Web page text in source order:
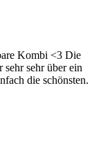
Kombi <3 Die
sehr über ein
die schönsten.